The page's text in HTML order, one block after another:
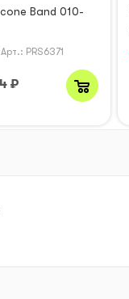
Band 010-
Арт.: PRS6371
₽